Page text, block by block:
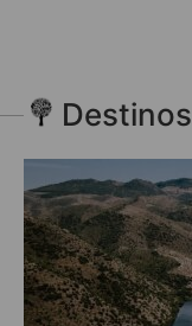
Destinos